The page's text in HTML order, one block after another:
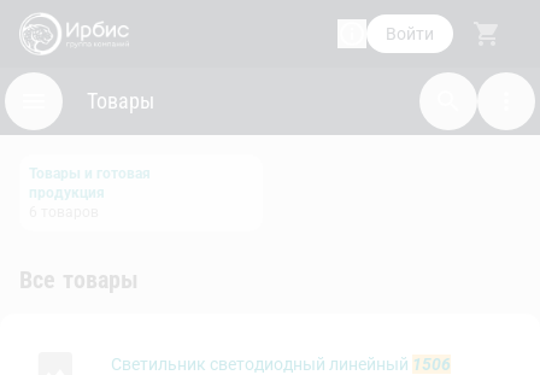
Войти
Товары
Товары и готовая
продукция
Все товары
Светильник светодиодный линейный 1506